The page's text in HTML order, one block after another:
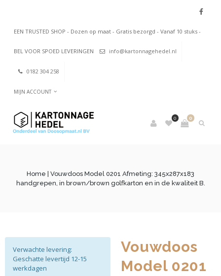
EEN TRUSTED SHOP - Dozen op maat - Gratis bezorgd - Vanaf 10 stuks -
BEL VOOR SPOED LEVERINGEN info@kartonnagehedel.nl
0182 304 258
MIJN ACCOUNT
0
0
Home | Vouwdoos Model 0201 Afmeting: 345x287x183
handgrepen, in brown/brown golfkarton en in de kwaliteit B.
Vouwdoos
Model 0201
Verwachte levering:
Geschatte levertijd 12-15
werkdagen